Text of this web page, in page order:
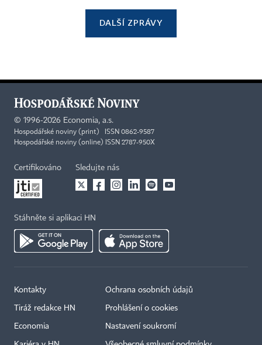
DALŠÍ ZPRÁVY
© 1996-2026 Economia, a.s.
Hospodářské noviny (print) ISSN 0862-9587
Hospodářské noviny (online) ISSN 2787-950X
Certifikováno Sledujte nás
Stáhněte si aplikaci HN
Kontakty
Tiráž redakce HN
Economia
Ochrana osobních údajů
Prohlášení o cookies
Nastavení soukromí